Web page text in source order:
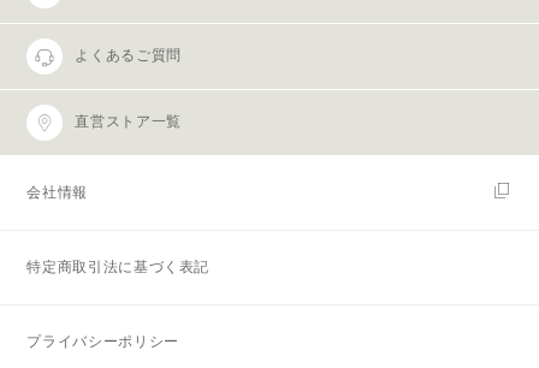
よくあるご質問
直営ストア一覧
会社情報
特定商取引法に基づく表記
プライバシーポリシー